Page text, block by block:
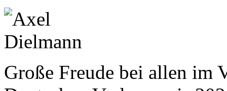
Große Freude bei allen im